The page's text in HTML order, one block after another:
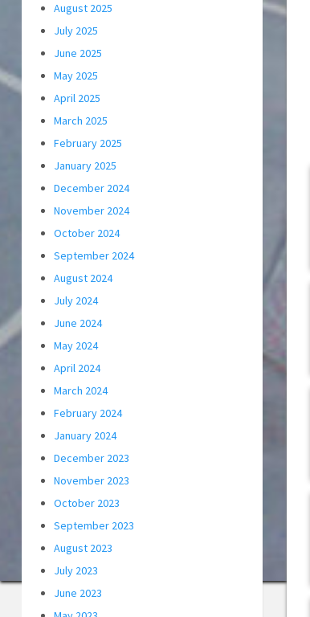
August 2025
July 2025
June 2025
May 2025
April 2025
March 2025
February 2025
January 2025
December 2024
November 2024
October 2024
September 2024
August 2024
July 2024
June 2024
May 2024
April 2024
March 2024
February 2024
January 2024
December 2023
November 2023
October 2023
September 2023
August 2023
July 2023
June 2023